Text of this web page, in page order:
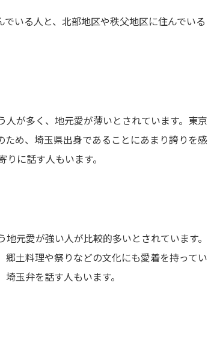
いる人と、北部地区や秩父地区に住んでいる
が多く、地元愛が薄いとされています。東京
め、埼玉県出身であることにあまり誇りを感
に話す人もいます。
元愛が強い人が比較的多いとされています。
土料理や祭りなどの文化にも愛着を持ってい
玉弁を話す人もいます。